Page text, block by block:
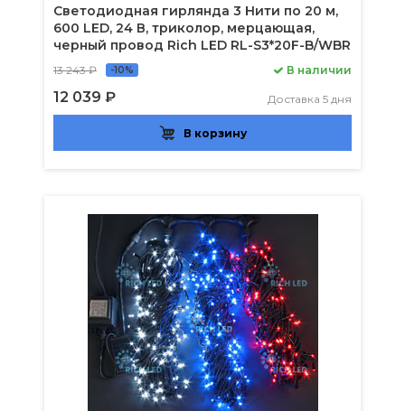
Светодиодная гирлянда 3 Нити по 20 м,
600 LED, 24 В, триколор, мерцающая,
черный провод Rich LED RL-S3*20F-B/WBR
13 243 ₽ -10%
12 039 ₽
В наличии
Доставка 5 дня
В корзину